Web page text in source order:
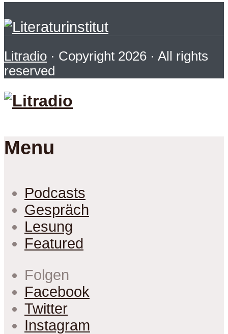
Litradio · Copyright 2026 · All rights
reserved
Menu
Podcasts
Gespräch
Lesung
Featured
Folgen
Facebook
Twitter
Instagram